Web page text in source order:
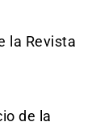
la Revista
de la